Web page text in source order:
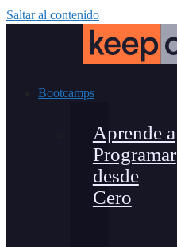
Saltar al contenido
Bootcamps
Aprende a
Programar
desde
Cero